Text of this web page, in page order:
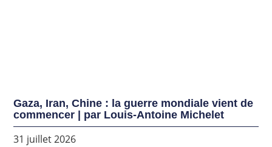
Gaza, Iran, Chine : la guerre mondiale vient de
commencer | par Louis-Antoine Michelet
31 juillet 2026